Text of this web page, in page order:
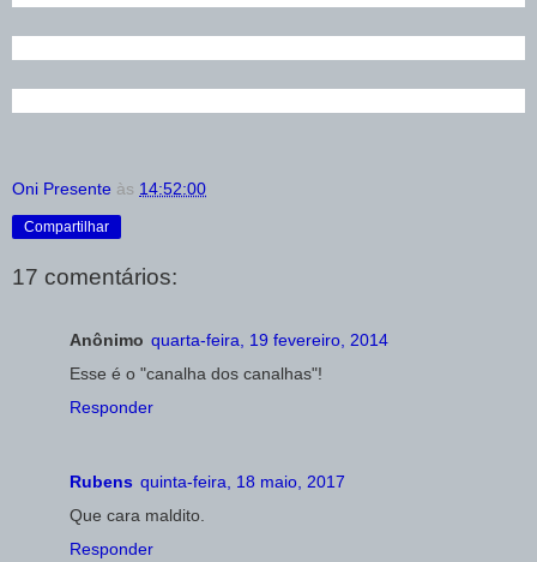
Oni Presente às 14:52:00
Compartilhar
17 comentários:
Anônimo quarta-feira, 19 fevereiro, 2014
Esse é o "canalha dos canalhas"!
Responder
Rubens quinta-feira, 18 maio, 2017
Que cara maldito.
Responder